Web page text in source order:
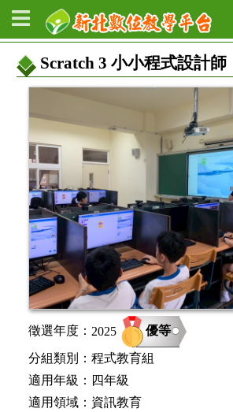
Scratch 3 小小程式設計師
案
基
本
資
訊
徵選年度： 2025 優等
分組類別： 程式教育組
適用年級： 四年級
適用領域： 資訊教育